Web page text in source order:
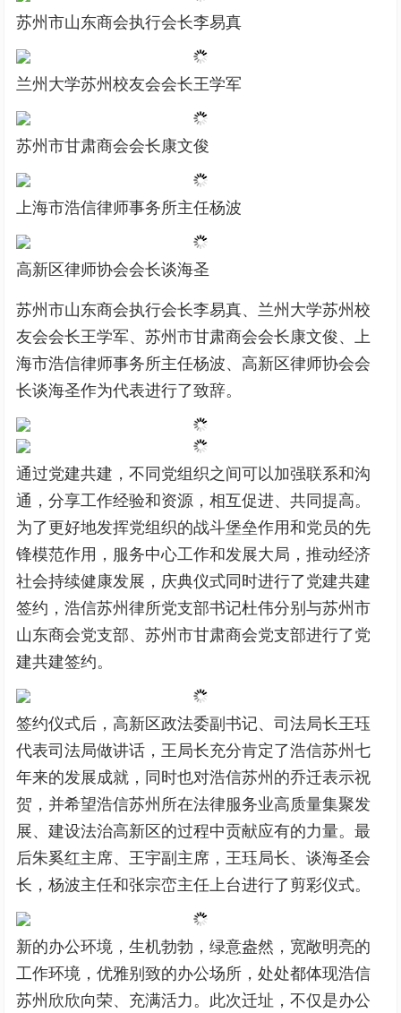
苏州市山东商会执行会长李易真
兰州大学苏州校友会会长王学军
苏州市甘肃商会会长康文俊
上海市浩信律师事务所主任杨波
高新区律师协会会长谈海圣
苏州市山东商会执行会长李易真、兰州大学苏州校
友会会长王学军、苏州市甘肃商会会长康文俊、上
海市浩信律师事务所主任杨波、高新区律师协会会
长谈海圣作为代表进行了致辞。
通过党建共建，不同党组织之间可以加强联系和沟
通，分享工作经验和资源，相互促进、共同提高。
为了更好地发挥党组织的战斗堡垒作用和党员的先
锋模范作用，服务中心工作和发展大局，推动经济
社会持续健康发展，庆典仪式同时进行了党建共建
签约，浩信苏州律所党支部书记杜伟分别与苏州市
山东商会党支部、苏州市甘肃商会党支部进行了党
建共建签约。
签约仪式后，高新区政法委副书记、司法局长王珏
代表司法局做讲话，王局长充分肯定了浩信苏州七
年来的发展成就，同时也对浩信苏州的乔迁表示祝
贺，并希望浩信苏州所在法律服务业高质量集聚发
展、建设法治高新区的过程中贡献应有的力量。最
后朱奚红主席、王宇副主席，王珏局长、谈海圣会
长，杨波主任和张宗峦主任上台进行了剪彩仪式。
新的办公环境，生机勃勃，绿意盎然，宽敞明亮的
工作环境，优雅别致的办公场所，处处都体现浩信
苏州欣欣向荣、充满活力。此次迁址，不仅是办公